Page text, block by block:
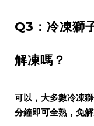
Q3：冷凍獅
解凍嗎？
可以，大多數冷凍
分鐘即可全熟，免